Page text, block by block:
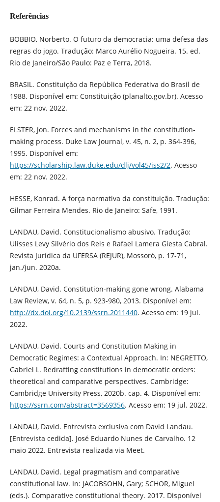
Referências
BOBBIO, Norberto. O futuro da democracia: uma defesa das
regras do jogo. Tradução: Marco Aurélio Nogueira. 15. ed.
Rio de Janeiro/São Paulo: Paz e Terra, 2018.
BRASIL. Constituição da República Federativa do Brasil de
1988. Disponível em: Constituição (planalto.gov.br). Acesso
em: 22 nov. 2022.
ELSTER, Jon. Forces and mechanisms in the constitution-
making process. Duke Law Journal, v. 45, n. 2, p. 364-396,
1995. Disponível em:
https://scholarship.law.duke.edu/dlj/vol45/iss2/2. Acesso
em: 22 nov. 2022.
HESSE, Konrad. A força normativa da constituição. Tradução:
Gilmar Ferreira Mendes. Rio de Janeiro: Safe, 1991.
LANDAU, David. Constitucionalismo abusivo. Tradução:
Ulisses Levy Silvério dos Reis e Rafael Lamera Giesta Cabral.
Revista Jurídica da UFERSA (REJUR), Mossoró, p. 17-71,
jan./jun. 2020a.
LANDAU, David. Constitution-making gone wrong. Alabama
Law Review, v. 64, n. 5, p. 923-980, 2013. Disponível em:
http://dx.doi.org/10.2139/ssrn.2011440. Acesso em: 19 jul.
2022.
LANDAU, David. Courts and Constitution Making in
Democratic Regimes: a Contextual Approach. In: NEGRETTO,
Gabriel L. Redrafting constitutions in democratic orders:
theoretical and comparative perspectives. Cambridge:
Cambridge University Press, 2020b. cap. 4. Disponível em:
https://ssrn.com/abstract=3569356. Acesso em: 19 jul. 2022.
LANDAU, David. Entrevista exclusiva com David Landau.
[Entrevista cedida]. José Eduardo Nunes de Carvalho. 12
maio 2022. Entrevista realizada via Meet.
LANDAU, David. Legal pragmatism and comparative
constitutional law. In: JACOBSOHN, Gary; SCHOR, Miguel
(eds.). Comparative constitutional theory. 2017. Disponível